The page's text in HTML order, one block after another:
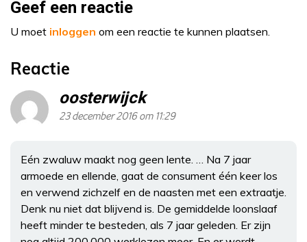
Geef een reactie
U moet inloggen om een reactie te kunnen plaatsen.
Reactie
oosterwijck
23 december 2016 om 11:29
Eén zwaluw maakt nog geen lente. … Na 7 jaar
armoede en ellende, gaat de consument één keer los
en verwend zichzelf en de naasten met een extraatje.
Denk nu niet dat blijvend is. De gemiddelde loonslaaf
heeft minder te besteden, als 7 jaar geleden. Er zijn